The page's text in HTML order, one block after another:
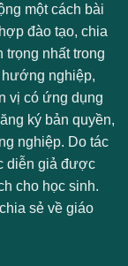
một cách bài
đào tạo, chia
trọng nhất trong
nghiệp,
vị có ứng dụng
ký bản quyền,
nghiệp. Do tác
diễn giả được
cho học sinh.
sẻ về giáo